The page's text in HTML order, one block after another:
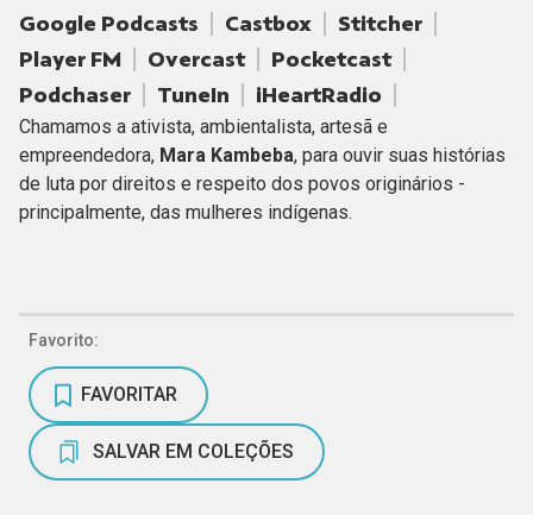
Google Podcasts
Castbox
Stitcher
Player FM
Overcast
Pocketcast
Podchaser
TuneIn
iHeartRadio
Chamamos a ativista, ambientalista, artesã e
empreendedora, Mara Kambeba, para ouvir suas histórias
de luta por direitos e respeito dos povos originários -
principalmente, das mulheres indígenas.
Favorito:
FAVORITAR
SALVAR EM COLEÇÕES